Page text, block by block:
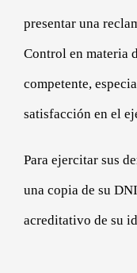
presentar una
Control en materia
competente,
satisfacción en el
Para ejercitar sus
una copia de su
acreditativo de su